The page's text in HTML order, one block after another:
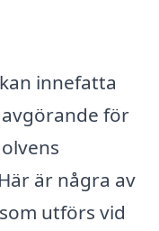
innefatta
för
är några av
utförs vid